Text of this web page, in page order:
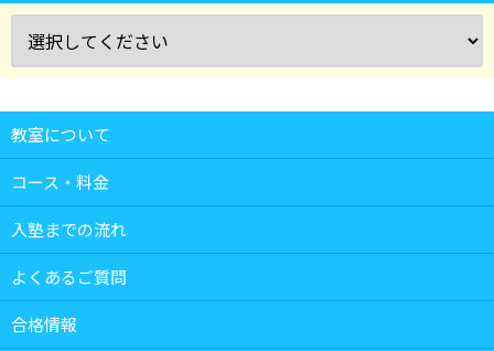
教室について
コース・料金
入塾までの流れ
よくあるご質問
合格情報